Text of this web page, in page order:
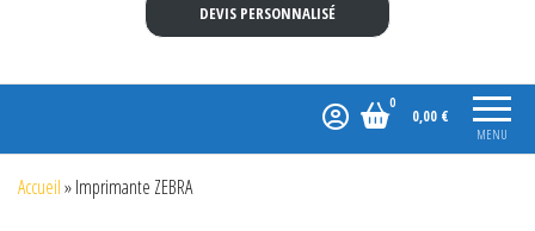
DEVIS PERSONNALISÉ
MENU
0
0,00 €
Accueil»Imprimante ZEBRA